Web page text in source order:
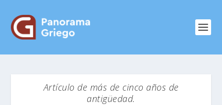
Artículo de más de cinco años de
antigüedad.